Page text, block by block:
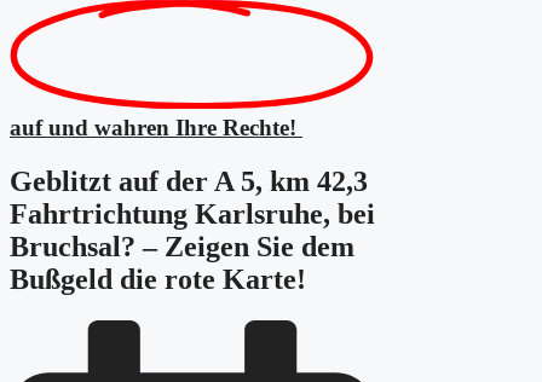
auf und wahren Ihre Rechte!
Geblitzt auf der A 5, km 42,3
Fahrtrichtung Karlsruhe, bei
Bruchsal? – Zeigen Sie dem
Bußgeld die rote Karte!